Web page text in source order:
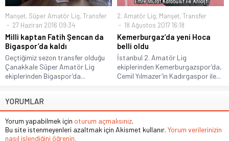
Manşet, Süper Amatör Lig, Transfer
27 Haziran 2016 09:34
Milli kaptan Fatih Şencan da
Bigaspor’da kaldı
Geçtiğimiz sezon transfer olduğu
Çanakkale Süper Amatör Lig
ekiplerinden Bigaspor’da...
2. Amatör Lig, Manşet, Transfer
18 Ağustos 2017 16:18
Kemerburgaz’da yeni Hoca
belli oldu
İstanbul 2. Amatör Lig
ekiplerinden Kemerburgazspor’da,
Cemil Yılmazer’in Kadırgaspor ile...
YORUMLAR
Yorum yapabilmek için oturum açmalısınız.
Bu site istenmeyenleri azaltmak için Akismet kullanır. Yorum verilerinizin
nasıl işlendiğini öğrenin.